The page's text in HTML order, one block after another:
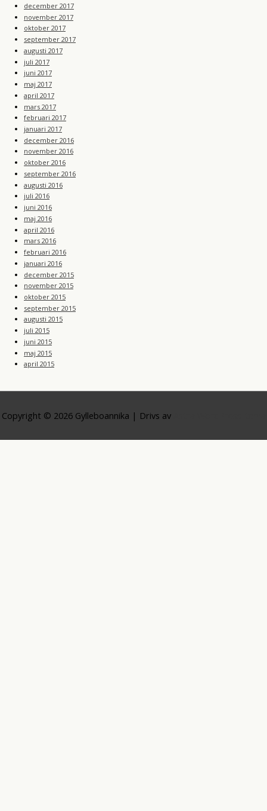
december 2017
november 2017
oktober 2017
september 2017
augusti 2017
juli 2017
juni 2017
maj 2017
april 2017
mars 2017
februari 2017
januari 2017
december 2016
november 2016
oktober 2016
september 2016
augusti 2016
juli 2016
juni 2016
maj 2016
april 2016
mars 2016
februari 2016
januari 2016
december 2015
november 2015
oktober 2015
september 2015
augusti 2015
juli 2015
juni 2015
maj 2015
april 2015
Copyright © 2026 Gylleboannika | Drivs av